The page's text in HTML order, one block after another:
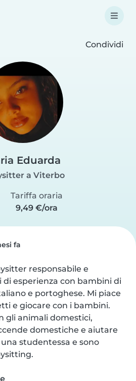
Condividi
Eduarda
a Viterbo
Tariffa oraria
9,49 €/ora
fa
responsabile e
di esperienza con bambini di
e portoghese. Mi piace
e giocare con i bambini.
gli animali domestici,
domestiche e aiutare
studentessa e sono